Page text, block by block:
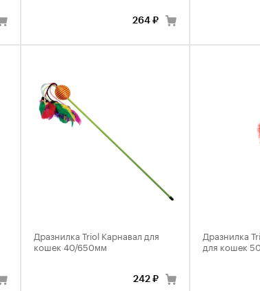
264 ₽
Дразнилка Triol Карнавал для
кошек 40/650мм
242 ₽
Дразнилка
для кошек